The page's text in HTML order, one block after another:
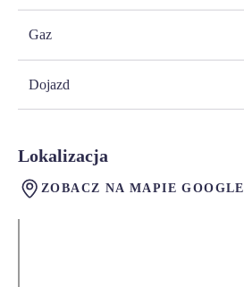
Gaz
Dojazd
Lokalizacja
ZOBACZ NA MAPIE GOOGLE